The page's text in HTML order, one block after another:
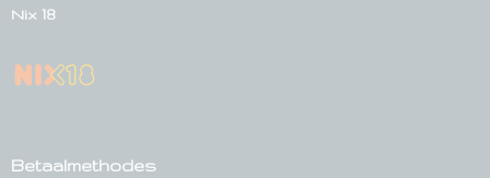
Nix 18
Betaalmethodes